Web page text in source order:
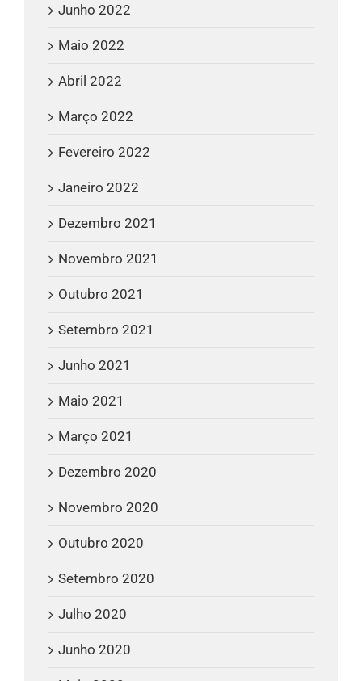
Junho 2022
Maio 2022
Abril 2022
Março 2022
Fevereiro 2022
Janeiro 2022
Dezembro 2021
Novembro 2021
Outubro 2021
Setembro 2021
Junho 2021
Maio 2021
Março 2021
Dezembro 2020
Novembro 2020
Outubro 2020
Setembro 2020
Julho 2020
Junho 2020